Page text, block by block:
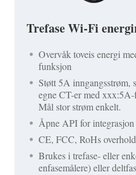
Trefase Wi-Fi
Overvåk toveis energi
funksjon
Støtt 5A inngangsstrøm,
egne CT-er med
Mål stor strøm enkelt.
Åpne API for integrasjon
CE, FCC, RoHs
Brukes i trefase- eller
enfasemålere) eller